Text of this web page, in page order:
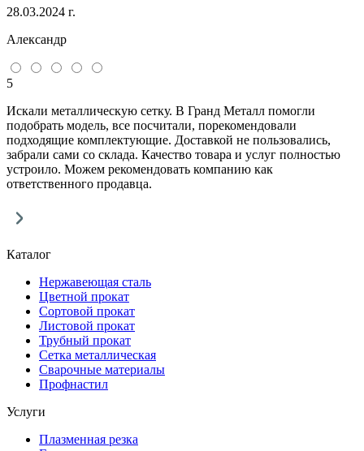
28.03.2024 г.
Александр
5
Искали металлическую сетку. В Гранд Металл помогли
подобрать модель, все посчитали, порекомендовали
подходящие комплектующие. Доставкой не пользовались,
забрали сами со склада. Качество товара и услуг полностью
устроило. Можем рекомендовать компанию как
ответственного продавца.
Каталог
Нержавеющая сталь
Цветной прокат
Сортовой прокат
Листовой прокат
Трубный прокат
Сетка металлическая
Сварочные материалы
Профнастил
Услуги
Плазменная резка